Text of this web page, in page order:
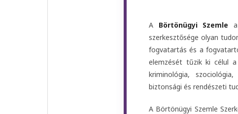
A Börtönügyi Szemle
szerkesztősége olyan
fogvatartás és a
elemzését tűzik ki célul
kriminológia,
biztonsági és rendészeti
A Börtönügyi Szemle